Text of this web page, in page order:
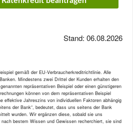
Stand: 06.08.2026
gemäß der EU-Verbraucherkreditrichtlinie. Alle
Mindestens zwei Drittel der Kunden erhalten den
repräsentativen Beispiel oder einen günstigeren
können von dem repräsentativen Beispiel
effektive Jahreszins von individuellen Faktoren abhängig
der Bank“, bedeutet, dass uns seitens der Bank
wurden. Wir ergänzen diese, sobald sie uns
bestem Wissen und Gewissen recherchiert, sie sind